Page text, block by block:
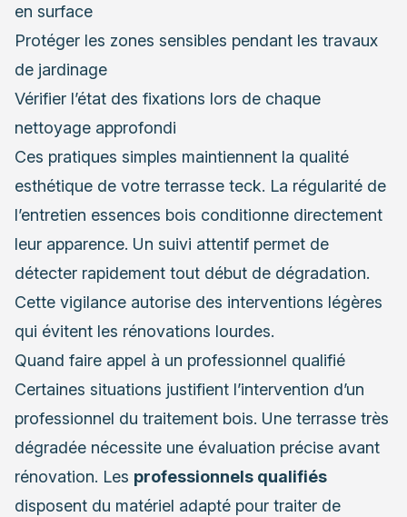
en surface
Protéger les zones sensibles pendant les travaux
de jardinage
Vérifier l’état des fixations lors de chaque
nettoyage approfondi
Ces pratiques simples maintiennent la qualité
esthétique de votre terrasse teck. La régularité de
l’entretien essences bois conditionne directement
leur apparence. Un suivi attentif permet de
détecter rapidement tout début de dégradation.
Cette vigilance autorise des interventions légères
qui évitent les rénovations lourdes.
Quand faire appel à un professionnel qualifié
Certaines situations justifient l’intervention d’un
professionnel du traitement bois. Une terrasse très
dégradée nécessite une évaluation précise avant
rénovation. Les professionnels qualifiés
disposent du matériel adapté pour traiter de